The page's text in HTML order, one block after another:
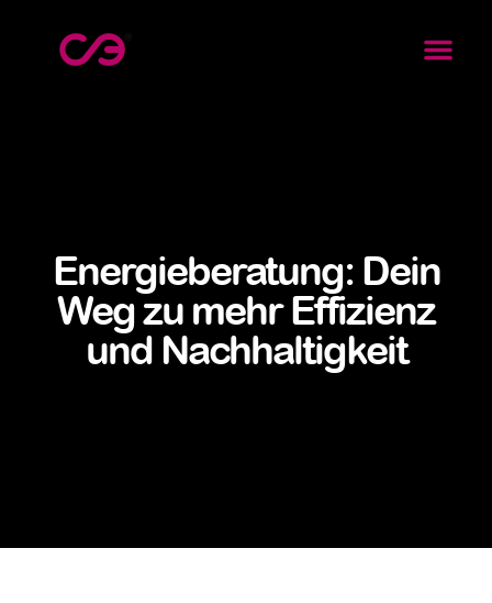
Energieberatung: Dein
Weg zu mehr Effizienz
und Nachhaltigkeit